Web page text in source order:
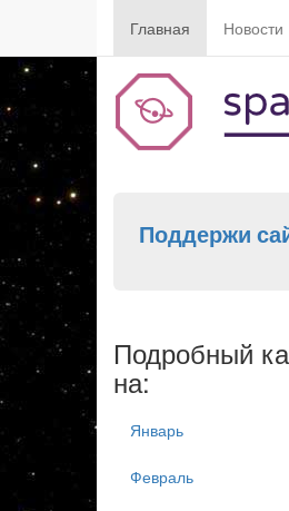
Главная Новости
Поддержи
Подробный
на:
Январь
Февраль